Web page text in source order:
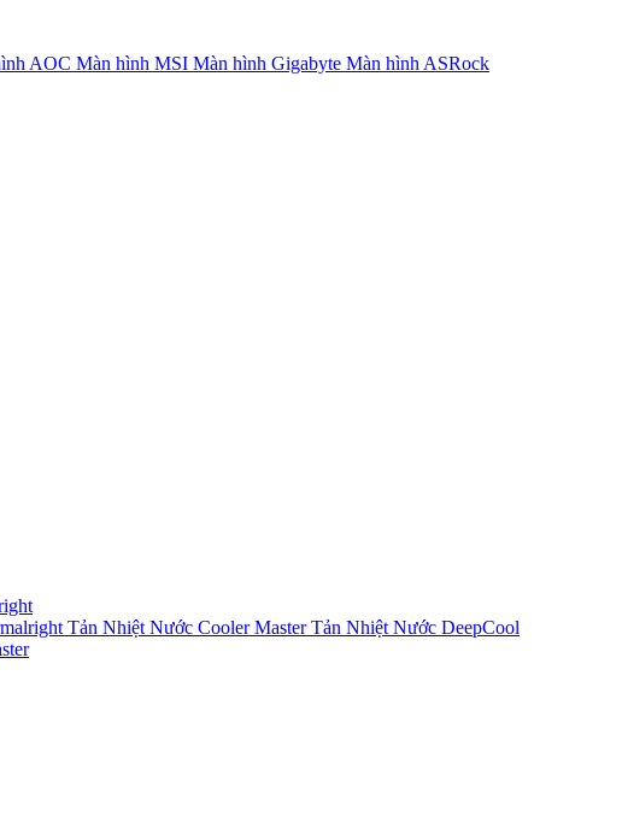
AOC Màn hình MSI Màn hình Gigabyte Màn hình ASRock
Tản Nhiệt Nước Cooler MasterTản Nhiệt Nước DeepCool